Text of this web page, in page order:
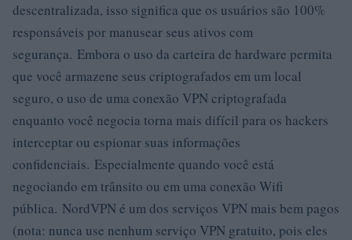
descentralizada, isso significa que os usuários são 100%
responsáveis ​​por manusear seus ativos com
segurança. Embora o uso da carteira de hardware permita
que você armazene seus criptografados em um local
seguro, o uso de uma conexão VPN criptografada
enquanto você negocia torna mais difícil para os hackers
interceptar ou espionar suas informações
confidenciais. Especialmente quando você está
negociando em trânsito ou em uma conexão Wifi
pública. NordVPN é um dos serviços VPN mais bem pagos
(nota: nunca use nenhum serviço VPN gratuito, pois eles